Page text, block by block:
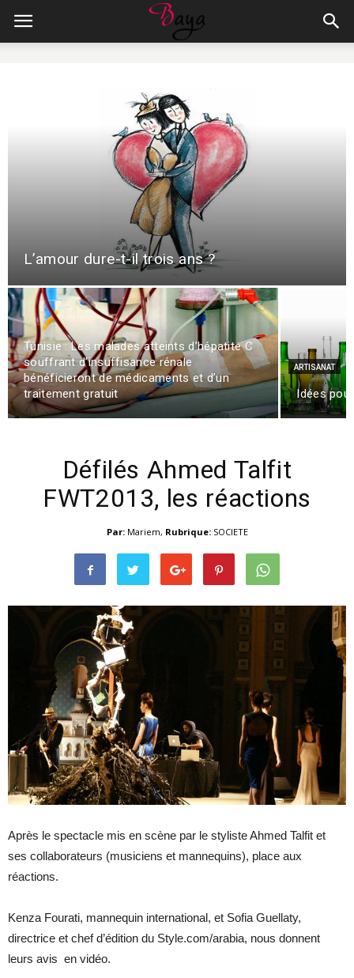
L’amour dure-t-il trois ans ?
Tunisie : Les malades atteints d’hépatite C
souffrant d’insuffisance rénale
bénéficieront de médicaments et d’un
traitement gratuit
ARTISANAT
Idées
Défilés Ahmed Talfit
FWT2013, les réactions
Par: Mariem, Rubrique: SOCIETE
Après le spectacle mis en scène par le styliste Ahmed Talfit et
ses collaborateurs (musiciens et mannequins), place aux
réactions.
Kenza Fourati, mannequin international, et Sofia Guellaty,
directrice et chef d’édition du Style.com/arabia, nous donnent
leurs avis en vidéo.